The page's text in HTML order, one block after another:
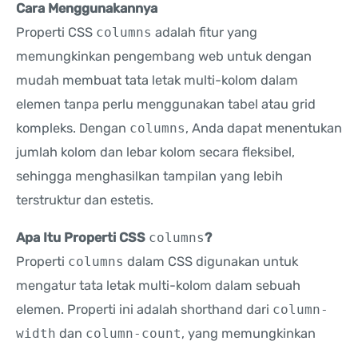
Cara Menggunakannya
Properti CSS columns adalah fitur yang
memungkinkan pengembang web untuk dengan
mudah membuat tata letak multi-kolom dalam
elemen tanpa perlu menggunakan tabel atau grid
kompleks. Dengan columns, Anda dapat menentukan
jumlah kolom dan lebar kolom secara fleksibel,
sehingga menghasilkan tampilan yang lebih
terstruktur dan estetis.
Apa Itu Properti CSS columns?
Properti columns dalam CSS digunakan untuk
mengatur tata letak multi-kolom dalam sebuah
elemen. Properti ini adalah shorthand dari column-
width dan column-count, yang memungkinkan